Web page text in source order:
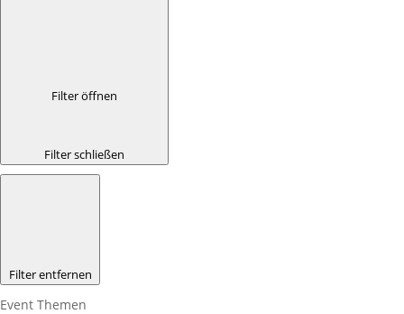
Filter öffnen
Filter schließen
Filter entfernen
Event Themen